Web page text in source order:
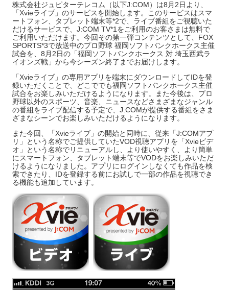
株式会社ジュピターテレコム（以下J:COM）は8月2日より、
「Xvieライブ」のサービスを開始します。このサービスはスマ
ートフォン、タブレット端末等*2で、ライブ番組をご視聴いた
だけるサービスで、J:COM TV*1をご利用のお客さまは無料で
ご利用いただけます。今回その第一弾コンテンツとして、FOX
SPORTS*3で放送中のプロ野球 福岡ソフトバンクホークス主催
試合を、8月2日の「福岡ソフトバンクホークス 対 埼玉西武ラ
イオンズ戦」から今シーズン終了までお届けします。
「Xvieライブ」の専用アプリを端末にダウンロードしてIDを登
録いただくことで、どこででも福岡ソフトバンクホークス主催
試合をお楽しみいただけるようになります。また今後は、プロ
野球以外のスポーツ、音楽、ニュースなどさまざまなジャンル
の番組をライブ配信する予定で、J:COMが提供する番組をさま
ざまなシーンでお楽しみいただけるようになります。
また今回、「Xvieライブ」の開始と同時に、従来「J:COMアプ
リ」という名称でご提供していたVOD視聴アプリを「Xvieビデ
オ」という名称でリニューアルし、より使いやすく、より簡単
にスマートフォン、タブレット端末等でVODをお楽しみいただ
けるようになりました。アプリにログインしなくても作品を検
索できたり、IDを登録する前にお試しで一部の作品を視聴でき
る機能も追加しています。